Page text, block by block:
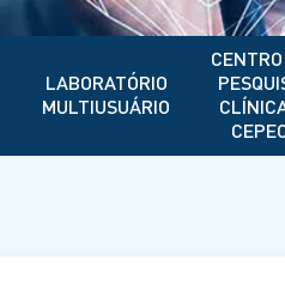
LABORATÓRIO
MULTIUSUÁRIO